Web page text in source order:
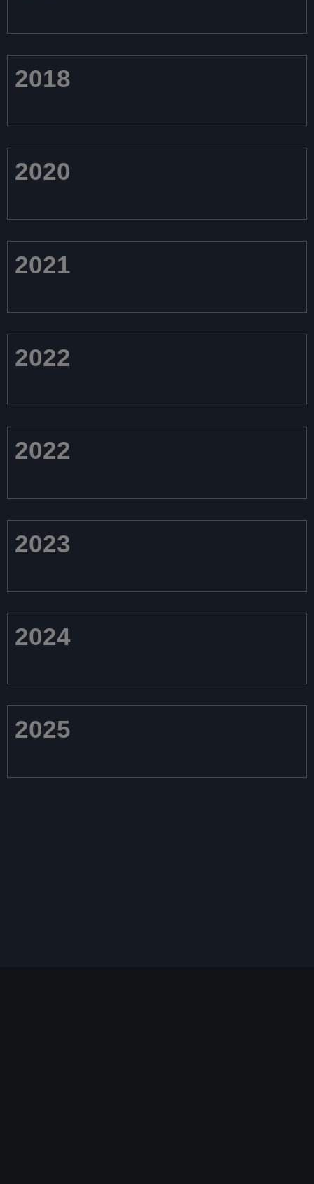
2018
2020
2021
2022
2022
2023
2024
2025